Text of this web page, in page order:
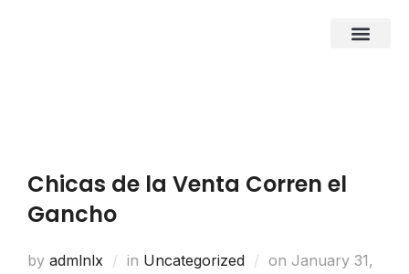
Chicas de la Venta Corren el
Gancho
by admlnlx in Uncategorized on January 31,